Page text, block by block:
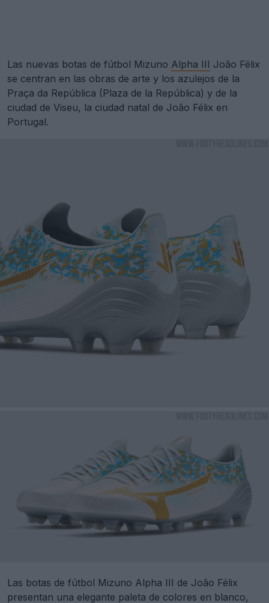
Las nuevas botas de fútbol Mizuno Alpha III João Félix
se centran en las obras de arte y los azulejos de la
Praça da República (Plaza de la República) y de la
ciudad de Viseu, la ciudad natal de João Félix en
Portugal.
Las botas de fútbol Mizuno Alpha III de João Félix
presentan una elegante paleta de colores en blanco,